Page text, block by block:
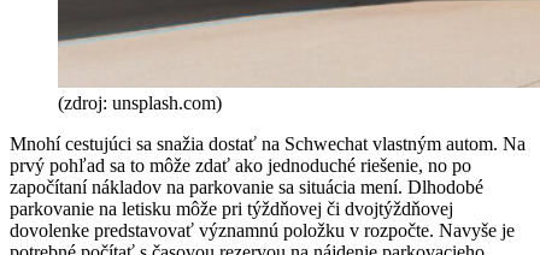
(zdroj: unsplash.com)
Mnohí cestujúci sa snažia dostať na Schwechat vlastným autom. Na
prvý pohľad sa to môže zdať ako jednoduché riešenie, no po
započítaní nákladov na parkovanie sa situácia mení. Dlhodobé
parkovanie na letisku môže pri týždňovej či dvojtýždňovej
dovolenke predstavovať významnú položku v rozpočte. Navyše je